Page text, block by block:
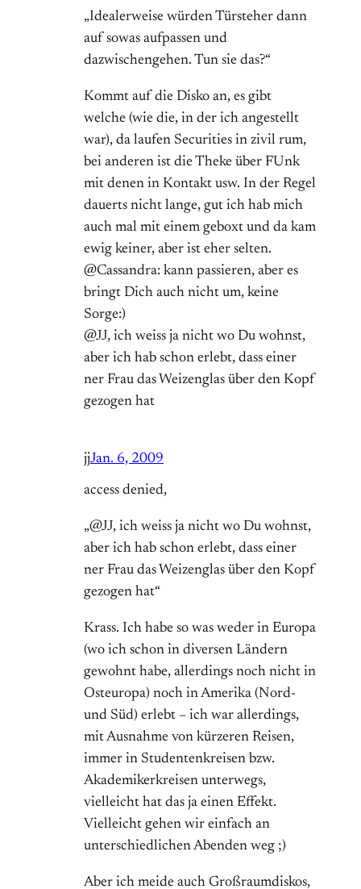
„Idealerweise würden Türsteher dann
auf sowas aufpassen und
dazwischengehen. Tun sie das?“
Kommt auf die Disko an, es gibt
welche (wie die, in der ich angestellt
war), da laufen Securities in zivil rum,
bei anderen ist die Theke über FUnk
mit denen in Kontakt usw. In der Regel
dauerts nicht lange, gut ich hab mich
auch mal mit einem geboxt und da kam
ewig keiner, aber ist eher selten.
@Cassandra: kann passieren, aber es
bringt Dich auch nicht um, keine
Sorge:)
@JJ, ich weiss ja nicht wo Du wohnst,
aber ich hab schon erlebt, dass einer
ner Frau das Weizenglas über den Kopf
gezogen hat
jjJan. 6, 2009
access denied,
„@JJ, ich weiss ja nicht wo Du wohnst,
aber ich hab schon erlebt, dass einer
ner Frau das Weizenglas über den Kopf
gezogen hat“
Krass. Ich habe so was weder in Europa
(wo ich schon in diversen Ländern
gewohnt habe, allerdings noch nicht in
Osteuropa) noch in Amerika (Nord-
und Süd) erlebt – ich war allerdings,
mit Ausnahme von kürzeren Reisen,
immer in Studentenkreisen bzw.
Akademikerkreisen unterwegs,
vielleicht hat das ja einen Effekt.
Vielleicht gehen wir einfach an
unterschiedlichen Abenden weg ;)
Aber ich meide auch Großraumdiskos,